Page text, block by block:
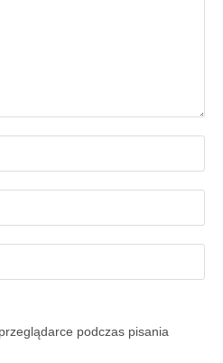
podczas pisania